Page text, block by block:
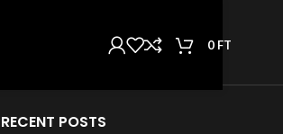
0 FT
RECENT POSTS